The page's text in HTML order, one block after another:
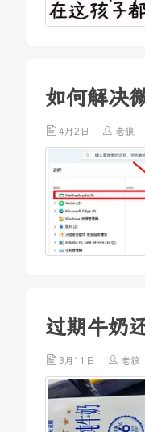
如何解决
4月2日 老狼
过期牛奶
3月11日 老狼